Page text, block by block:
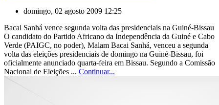
domingo, 02 agosto 2009 12:25
Bacai Sanhá vence segunda volta das presidenciais na Guiné-Bissau
O candidato do Partido Africano da Independência da Guiné e Cabo
Verde (PAIGC, no poder), Malam Bacai Sanhá, venceu a segunda
volta das eleições presidenciais de domingo na Guiné-Bissau, foi
oficialmente anunciado quarta-feira em Bissau. Segundo a Comissão
Nacional de Eleições ... Continuar...